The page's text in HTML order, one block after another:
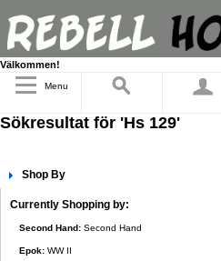
Välkommen!
Menu
Sökresultat för 'Hs 129'
Shop By
Currently Shopping by:
Second Hand: Second Hand
Epok: WW II